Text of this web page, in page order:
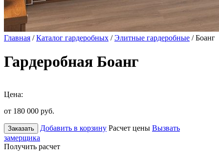
Главная /Каталог гардеробных /Элитные гардеробные / Боанг
Гардеробная Боанг
Цена:
от 180 000 руб.
Заказать Добавить в корзину Расчет цены Вызвать
замерщика
Получить расчет